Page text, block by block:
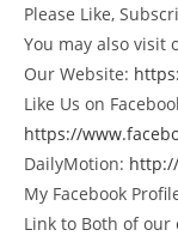
Please Like,
You may also visit
Our Website:
Like Us on
https://
DailyMotion:
My Facebook
Link to Both of our